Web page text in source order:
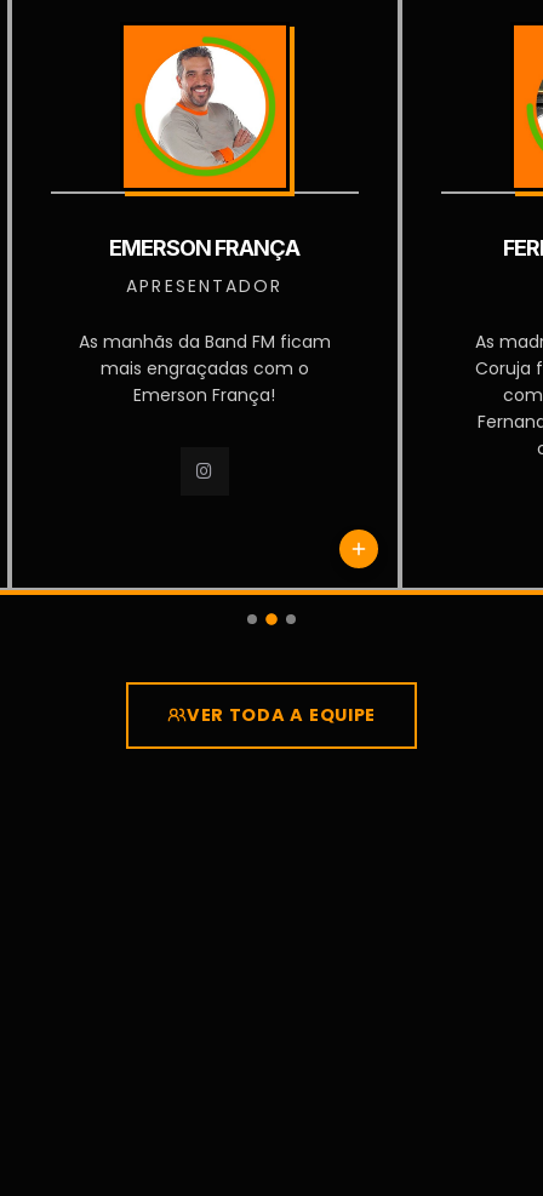
EMERSON FRANÇA
APRESENTADOR
As manhãs da Band FM ficam
mais engraçadas com o
Emerson França!
As
Coruja
VER TODA A EQUIPE